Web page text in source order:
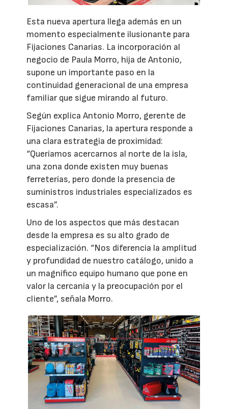
Esta nueva apertura llega además en un
momento especialmente ilusionante para
Fijaciones Canarias. La incorporación al
negocio de Paula Morro, hija de Antonio,
supone un importante paso en la
continuidad generacional de una empresa
familiar que sigue mirando al futuro.
Según explica Antonio Morro, gerente de
Fijaciones Canarias, la apertura responde a
una clara estrategia de proximidad:
“Queríamos acercarnos al norte de la isla,
una zona donde existen muy buenas
ferreterías, pero donde la presencia de
suministros industriales especializados es
escasa”.
Uno de los aspectos que más destacan
desde la empresa es su alto grado de
especialización. “Nos diferencia la amplitud
y profundidad de nuestro catálogo, unido a
un magnífico equipo humano que pone en
valor la cercanía y la preocupación por el
cliente”, señala Morro.